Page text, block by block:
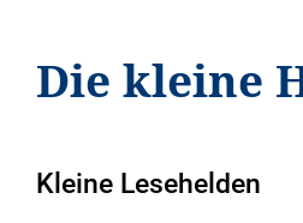
Die kleine
Kleine Lesehelden